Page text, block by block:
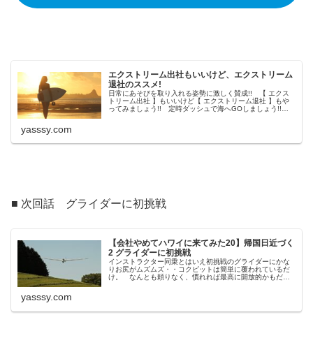
エクストリーム出社もいいけど、エクストリーム
退社のススメ!
日常にあそびを取り入れる姿勢に激しく賛成!! 【 エクス
トリーム出社 】もいいけど【 エクストリーム退社 】もや
ってみましょう!! 定時ダッシュで海へGOしましょう!!
yasssy.com
■ 次回話 グライダーに初挑戦
【会社やめてハワイに来てみた20】帰国日近づく
2 グライダーに初挑戦
インストラクター同乗とはいえ初挑戦のグライダーにかな
りお尻がムズムズ・・コクピットは簡単に覆われているだ
け。 なんとも頼りなく、慣れれば最高に開放的かもだけ
yasssy.com